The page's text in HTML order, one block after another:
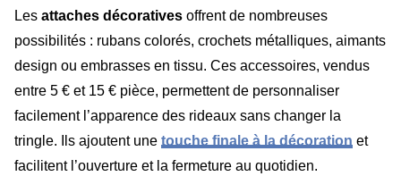
Les attaches décoratives offrent de nombreuses
possibilités : rubans colorés, crochets métalliques, aimants
design ou embrasses en tissu. Ces accessoires, vendus
entre 5 € et 15 € pièce, permettent de personnaliser
facilement l’apparence des rideaux sans changer la
tringle. Ils ajoutent une touche finale à la décoration et
facilitent l’ouverture et la fermeture au quotidien.